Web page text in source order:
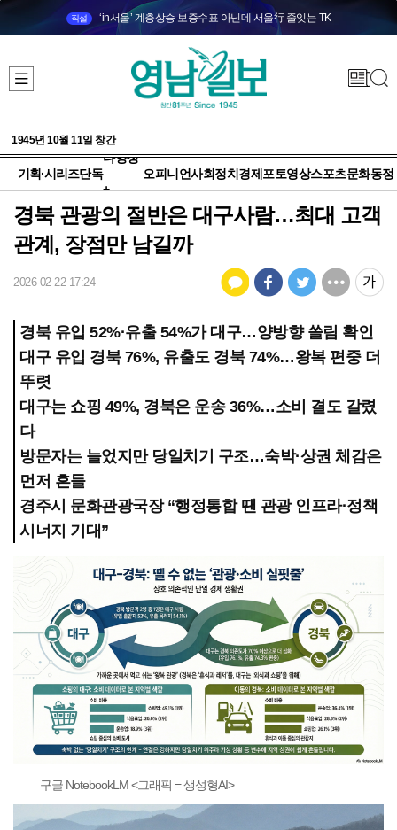
직설 ‘in서울’ 계층상승 보증수표 아닌데 서울行 줄잇는 TK
1945년 10월 11일 창간
기획·시리즈단독
다양성
+
오피니언사회정치 경제 포토영상스포츠문화동정
경북 관광의 절반은 대구사람…최대 고객
관계, 장점만 남길까
2026-02-22 17:24
경북 유입 52%·유출 54%가 대구…양방향 쏠림 확인
대구 유입 경북 76%, 유출도 경북 74%…왕복 편중 더
뚜렷
대구는 쇼핑 49%, 경북은 운송 36%…소비 결도 갈렸
다
방문자는 늘었지만 당일치기 구조…숙박·상권 체감은
먼저 흔들
경주시 문화관광국장 “행정통합 땐 관광 인프라·정책
시너지 기대”
구글 NotebookLM <그래픽 = 생성형AI>